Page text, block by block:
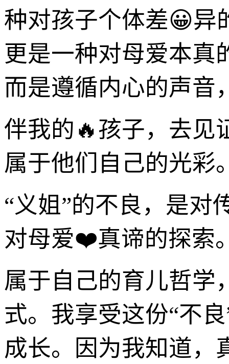
种对孩子个体差😀异
更是一种对母爱本真
而是遵循内心的声
伴我的🔥孩子，去见
属于他们自己的光彩
“义姐”的不良，是对
对母爱❤️真谛的探索
属于自己的育儿哲学
式。我享受这份“不
成长。因为我知道，